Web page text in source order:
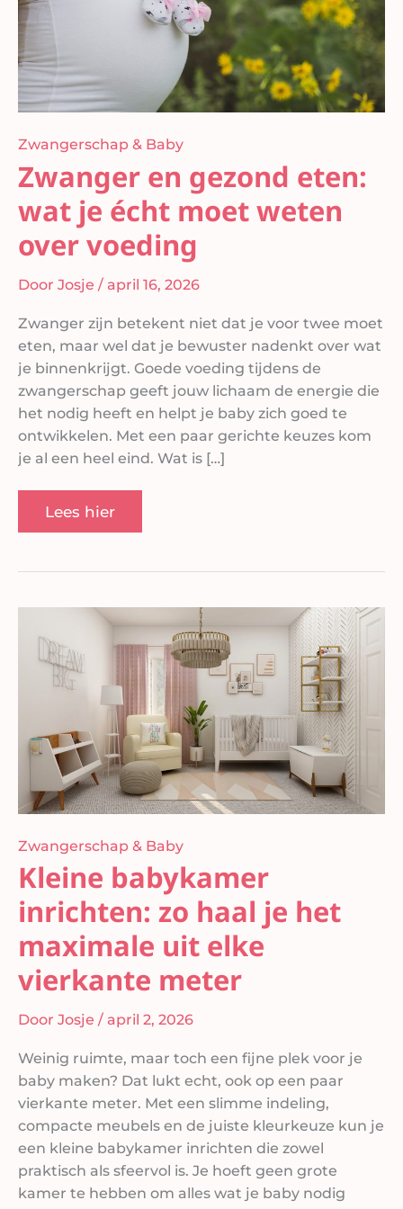
Zwangerschap & Baby
Zwanger en gezond eten:
wat je écht moet weten
over voeding
Door Josje / april 16, 2026
Zwanger zijn betekent niet dat je voor twee moet
eten, maar wel dat je bewuster nadenkt over wat
je binnenkrijgt. Goede voeding tijdens de
zwangerschap geeft jouw lichaam de energie die
het nodig heeft en helpt je baby zich goed te
ontwikkelen. Met een paar gerichte keuzes kom
je al een heel eind. Wat is […]
Lees hier
Zwangerschap & Baby
Kleine babykamer
inrichten: zo haal je het
maximale uit elke
vierkante meter
Door Josje / april 2, 2026
Weinig ruimte, maar toch een fijne plek voor je
baby maken? Dat lukt echt, ook op een paar
vierkante meter. Met een slimme indeling,
compacte meubels en de juiste kleurkeuze kun je
een kleine babykamer inrichten die zowel
praktisch als sfeervol is. Je hoeft geen grote
kamer te hebben om alles wat je baby nodig
babykamer
inrichten:
zo
haal
je
maximale
uit
elke
vierkante
meter